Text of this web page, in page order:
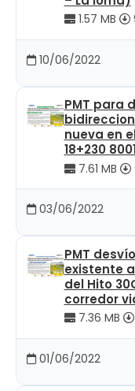
1.57 MB
10/06/2022
PMT para
nueva en
18+230
7.61 MB
03/06/2022
PMT
existente
del Hito
corredor
7.36 MB
01/06/2022